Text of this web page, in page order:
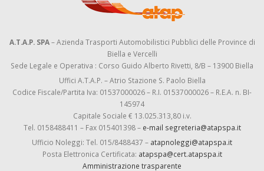
A.T.A.P. SPA– Azienda Trasporti Automobilistici Pubblici delle Province di
Biella e Vercelli
Sede Legale e Operativa : Corso Guido Alberto Rivetti, 8/B – 13900 Biella
Uffici A.T.A.P. – Atrio Stazione S. Paolo Biella
Codice Fiscale/Partita Iva: 01537000026 – R.I. 01537000026 – R.E.A. n. BI-
145974
Capitale Sociale € 13.025.313,80 i.v.
Tel. 0158488411 – Fax 015401398 – e-mail segreteria@atapspa.it
Ufficio Noleggi: Tel. 015/8488437 – atapnoleggi@atapspa.it
Posta Elettronica Certificata: atapspa@cert.atapspa.it
Amministrazione trasparente